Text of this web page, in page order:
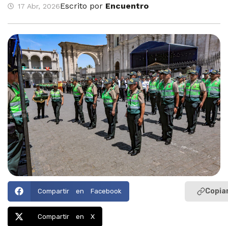
17 Abr, 2026Escrito por Encuentro
Compartir en Facebook
Compartir en X